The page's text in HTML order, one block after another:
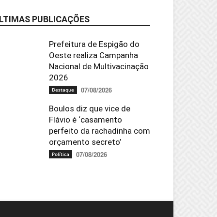
PUBLICAÇÕES
Prefeitura de Espigão do
Oeste realiza Campanha
Nacional de Multivacinação
2026
Destaque 07/08/2026
Boulos diz que vice de
Flávio é ‘casamento
perfeito da rachadinha com
orçamento secreto’
Política 07/08/2026